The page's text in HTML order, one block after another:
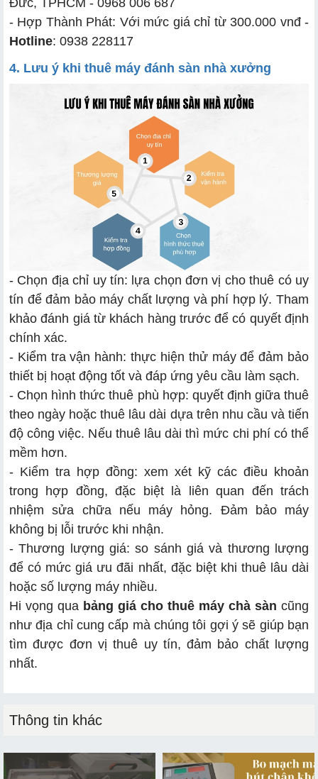
Đức, TPHCM - 0968 006 687
- Hợp Thành Phát: Với mức giá chỉ từ 300.000 vnđ -
Hotline: 0938 228117
4. Lưu ý khi thuê máy đánh sàn nhà xưởng
- Chọn địa chỉ uy tín: lựa chọn đơn vị cho thuê có uy
tín để đảm bảo máy chất lượng và phí hợp lý. Tham
khảo đánh giá từ khách hàng trước để có quyết định
chính xác.
- Kiểm tra vận hành: thực hiện thử máy để đảm bảo
thiết bị hoạt động tốt và đáp ứng yêu cầu làm sạch.
- Chọn hình thức thuê phù hợp: quyết định giữa thuê
theo ngày hoặc thuê lâu dài dựa trên nhu cầu và tiến
độ công việc. Nếu thuê lâu dài thì mức chi phí có thể
mềm hơn.
- Kiểm tra hợp đồng: xem xét kỹ các điều khoản
trong hợp đồng, đặc biệt là liên quan đến trách
nhiệm sửa chữa nếu máy hỏng. Đảm bảo máy
không bị lỗi trước khi nhận.
- Thương lượng giá: so sánh giá và thương lượng
để có mức giá ưu đãi nhất, đặc biệt khi thuê lâu dài
hoặc số lượng máy nhiều.
Hi vọng qua bảng giá cho thuê máy chà sàn cũng
như địa chỉ cung cấp mà chúng tôi gợi ý sẽ giúp bạn
tìm được đơn vị thuê uy tín, đảm bảo chất lượng
nhất.
Thông tin khác